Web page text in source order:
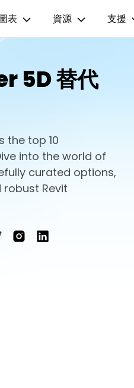
精選產品
PDF 解決方案產
商務
圖表與圖像
關於
我們的故事
心智
表
術用途
圖
拓撲結構
資源
文章内容
各種商務圖表範例 >
各種系統架構圖表範例 >
各種關係圖譜圖表範例 >
各種思緒整理範例 >
支援
教程
EdrawMax 教程 >
支援中心
支援中心 >
更新日志
5D 替代
the top 10
into the world of
curated options,
Revit